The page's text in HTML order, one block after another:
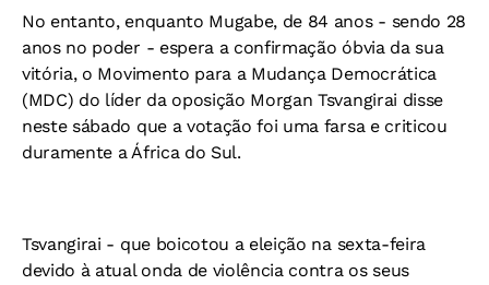
No entanto, enquanto Mugabe, de 84 anos - sendo 28
anos no poder - espera a confirmação óbvia da sua
vitória, o Movimento para a Mudança Democrática
(MDC) do líder da oposição Morgan Tsvangirai disse
neste sábado que a votação foi uma farsa e criticou
duramente a África do Sul.
Tsvangirai - que boicotou a eleição na sexta-feira
devido à atual onda de violência contra os seus